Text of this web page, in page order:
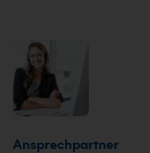
Ansprechpartner